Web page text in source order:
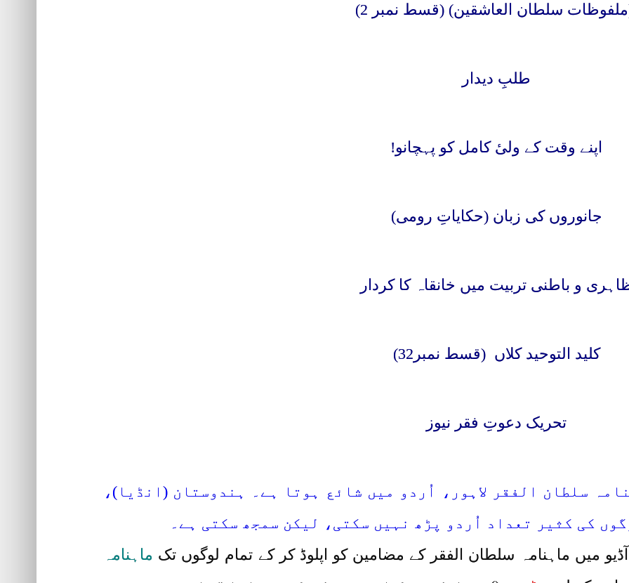
سلطان العاشقین) (قسط نمبر 2)
طلبِ دیدار
اپنے وقت کے ولیٔ کامل کو پہچانو!
جانوروں کی زبان (حکایاتِ رومی)
و باطنی تربیت میں خانقاہ کا کردار
کلید التوحید کلاں(قسط نمبر32)
تحریک دعوتِ فقر نیوز
سلطان الفقر لاہور، اُردو میں شائع ہوتا ہے۔ ہندوستان (انڈیا)،
کی کثیر تعداد اُردو پڑھ نہیں سکتی، لیکن سمجھ سکتی ہے۔
میں ماہنامہ سلطان الفقر کے مضامین کو اپلوڈ کر کے تمام لوگوں تک ماہنامہ